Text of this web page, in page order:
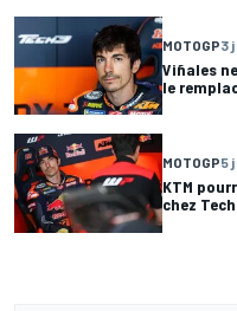
MOTOGP3 j
Viñales
le
MOTOGP5 j
KTM
chez